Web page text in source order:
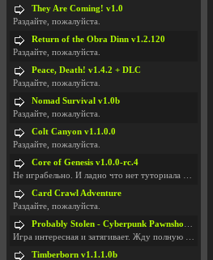
They Are Coming! v1.0
Раздайте, пожалуйста.
Return of the Obra Dinn v1.2.120
Раздайте, пожалуйста.
Peace, Death! v1.4.2 + DLC
Раздайте, пожалуйста.
Nomad Survival v1.0b
Раздайте, пожалуйста.
Colt Canyon v1.1.0.0
Раздайте, пожалуйста.
Core of Genesis v1.0.0-rc.4
Не играбельно. И ладно что нет туториала и ничего
Card Crawl Adventure
Раздайте, пожалуйста.
Probably Stolen - Cyberpunk Pawnshop Simulator v048c [Playtest]
Игра интересная и затягивает. Жду полную версию, т
Timberborn v1.1.1.0b